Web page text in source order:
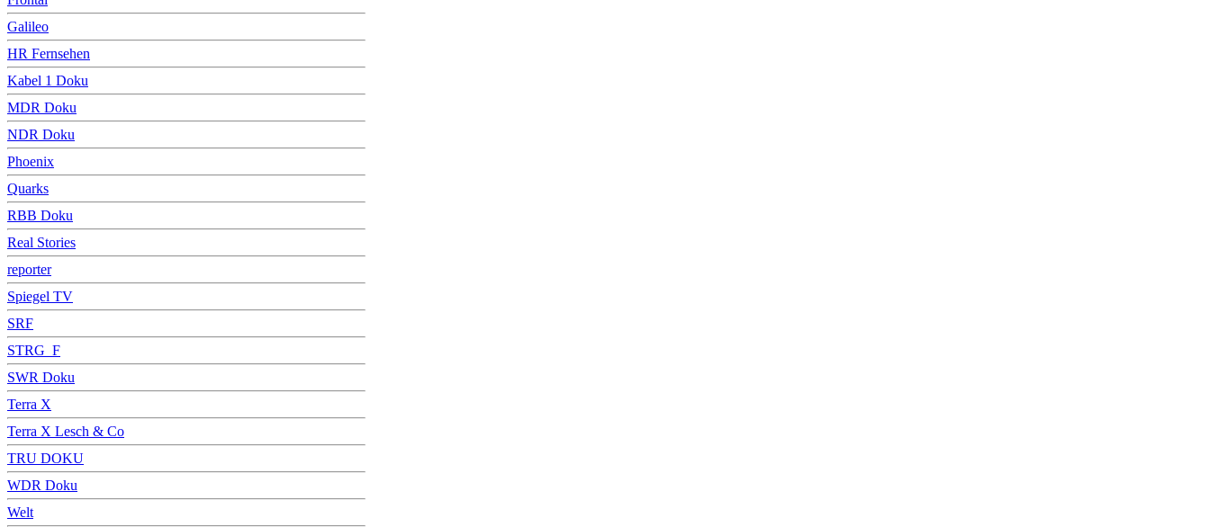
Galileo
HR Fernsehen
Kabel 1 Doku
MDR Doku
NDR Doku
Phoenix
Quarks
RBB Doku
Real Stories
reporter
Spiegel TV
SRF
STRG_F
SWR Doku
Terra X
Terra X Lesch & Co
TRU DOKU
WDR Doku
Welt